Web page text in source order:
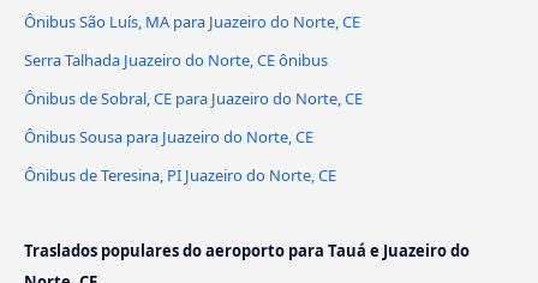
Ônibus São Luís, MA para Juazeiro do Norte, CE
Serra Talhada Juazeiro do Norte, CE ônibus
Ônibus de Sobral, CE para Juazeiro do Norte, CE
Ônibus Sousa para Juazeiro do Norte, CE
Ônibus de Teresina, PI Juazeiro do Norte, CE
Traslados populares do aeroporto para Tauá e Juazeiro do